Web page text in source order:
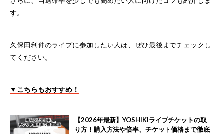
す。
久保田利伸のライブに参加したい人は、ぜひ最後までチェックし
てください。
▼こちらもおすすめ！
【2026年最新】YOSHIKIライブチケットの取
り方！購入方法や倍率、チケット価格まで徹底